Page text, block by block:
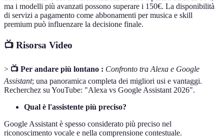
ma i modelli più avanzati possono superare i 150€. La disponibilità
di servizi a pagamento come abbonamenti per musica e skill
premium può influenzare la decisione finale.
📺 Risorsa Video
> 📺 Per andare più lontano : Confronto tra Alexa e Google
Assistant; una panoramica completa dei migliori usi e vantaggi.
Recherchez su YouTube: "Alexa vs Google Assistant 2026".
Qual è l'assistente più preciso?
Google Assistant è spesso considerato più preciso nel
riconoscimento vocale e nella comprensione contestuale.